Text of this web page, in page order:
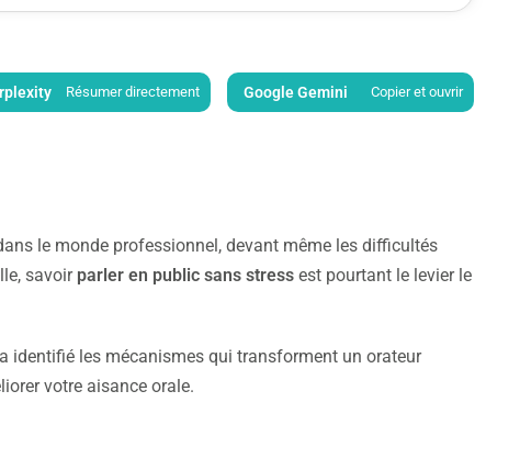
Résumer directement Google Gemini Copier et ouvrir
le monde professionnel, devant même les difficultés
savoir parler en public sans stress est pourtant le levier le
identifié les mécanismes qui transforment un orateur
votre aisance orale.